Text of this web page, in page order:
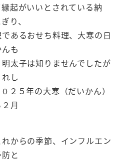
起がいいとされている納
り、
あるおせち料理、大寒の日
も
太子は知りませんでしたが
し
２５年の大寒（だいかん）
月
からの季節、インフルエン
と